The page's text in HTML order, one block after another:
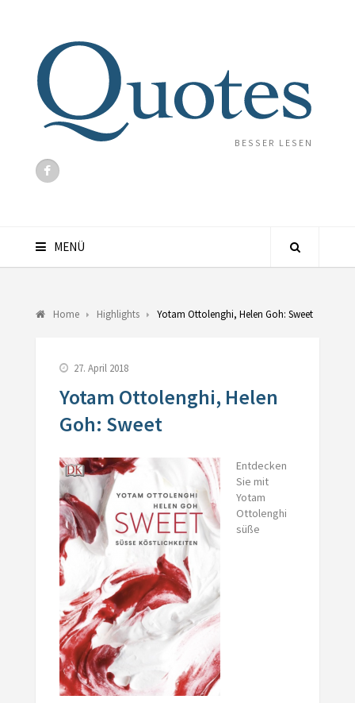
BESSER LESEN
MENÜ
Home Highlights Yotam Ottolenghi, Helen Goh: Sweet
27. April 2018
Yotam Ottolenghi, Helen
Goh: Sweet
Entdecken
Sie mit
Yotam
Ottolenghi
süße